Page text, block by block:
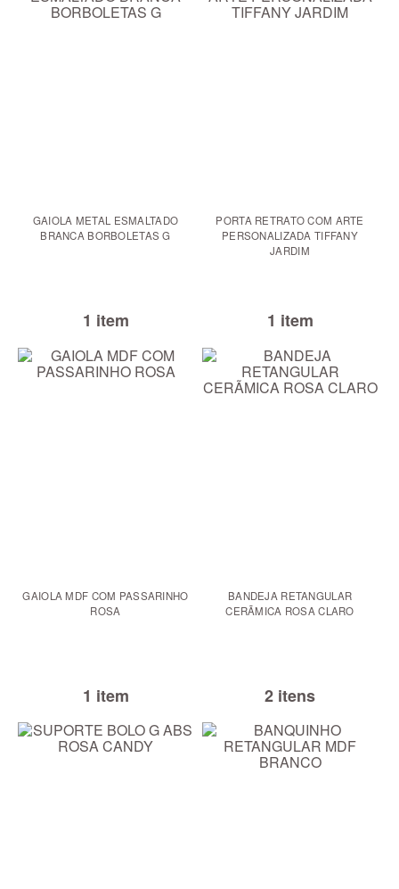
GAIOLA METAL ESMALTADO
BRANCA BORBOLETAS G
1 item
PORTA RETRATO COM ARTE
PERSONALIZADA TIFFANY
JARDIM
1 item
GAIOLA MDF COM PASSARINHO
ROSA
1 item
BANDEJA RETANGULAR
CERÃMICA ROSA CLARO
2 itens